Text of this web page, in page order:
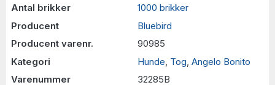
Antal brikker
1000 brikker
Producent
Bluebird
Producent varenr.
90985
Kategori
Hunde Tog Angelo Bonito
Varenummer
32285B